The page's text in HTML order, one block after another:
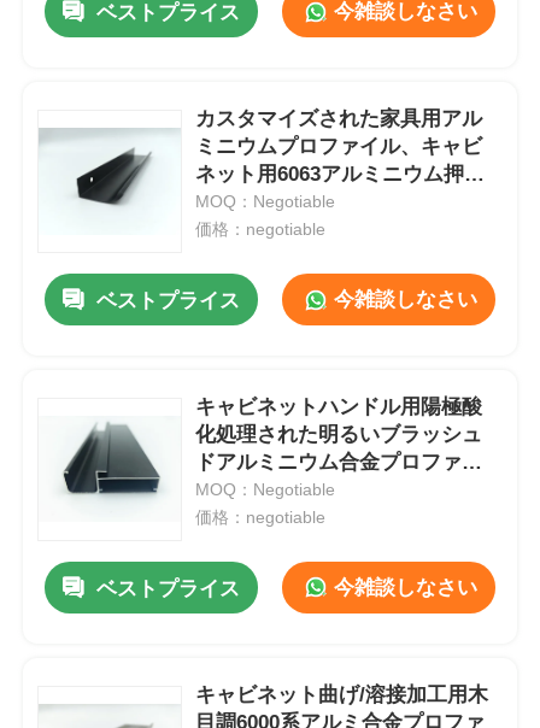
ベストプライス 今雑談しなさい
カスタマイズされた家具用アル
ミニウムプロファイル、キャビ
ネット用6063アルミニウム押出
ハードウェア
MOQ：Negotiable
価格：negotiable
ベストプライス 今雑談しなさい
キャビネットハンドル用陽極酸
化処理された明るいブラッシュ
ドアルミニウム合金プロファイ
ル6063T5
MOQ：Negotiable
価格：negotiable
ベストプライス 今雑談しなさい
キャビネット曲げ/溶接加工用木
目調6000系アルミ合金プロファ